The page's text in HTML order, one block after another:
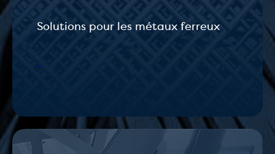
Solutions pour les métaux ferreux